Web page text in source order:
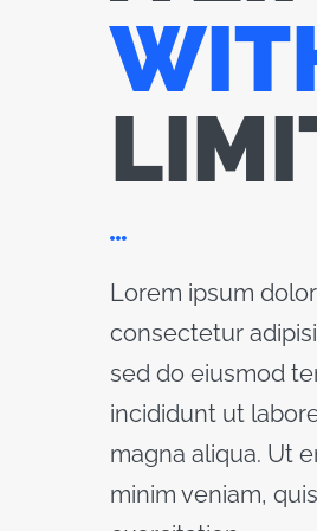
Lorem ipsum
consectetur
sed do eiusmod
incididunt ut
magna aliqua. Ut
minim veniam,